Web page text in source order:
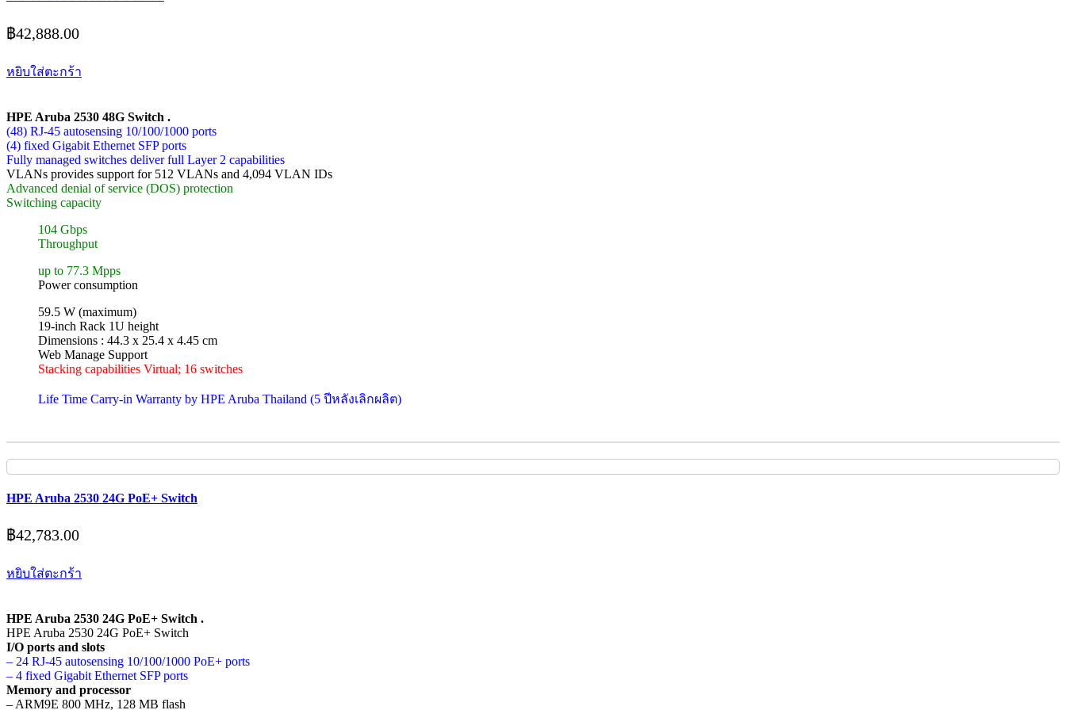
฿42,888.00
หยิบใส่ตะกร้า
HPE Aruba 2530 48G Switch .
(48) RJ-45 autosensing 10/100/1000 ports
(4) fixed Gigabit Ethernet SFP ports
Fully managed switches deliver full Layer 2 capabilities
VLANs provides support for 512 VLANs and 4,094 VLAN IDs
Advanced denial of service (DOS) protection
Switching capacity
104 Gbps
Throughput
up to 77.3 Mpps
Power consumption
59.5 W (maximum)
19-inch Rack 1U height
Dimensions : 44.3 x 25.4 x 4.45 cm
Web Manage Support
Stacking capabilities Virtual; 16 switches
Life Time Carry-in Warranty by HPE Aruba Thailand (5 ปีหลังเลิกผลิต)
HPE Aruba 2530 24G PoE+ Switch
฿42,783.00
หยิบใส่ตะกร้า
HPE Aruba 2530 24G PoE+ Switch .
HPE Aruba 2530 24G PoE+ Switch
I/O ports and slots
– 24 RJ-45 autosensing 10/100/1000 PoE+ ports
– 4 fixed Gigabit Ethernet SFP ports
Memory and processor
– ARM9E 800 MHz, 128 MB flash